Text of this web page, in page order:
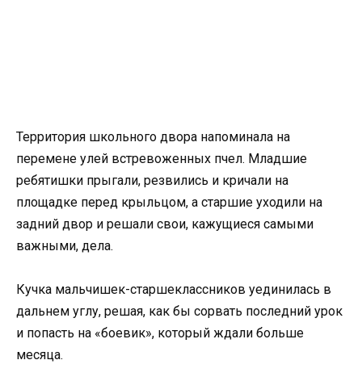
Территория школьного двора напоминала на
перемене улей встревоженных пчел. Младшие
ребятишки прыгали, резвились и кричали на
площадке перед крыльцом, а старшие уходили на
задний двор и решали свои, кажущиеся самыми
важными, дела.
Кучка мальчишек-старшеклассников уединилась в
дальнем углу, решая, как бы сорвать последний урок
и попасть на «боевик», который ждали больше
месяца.